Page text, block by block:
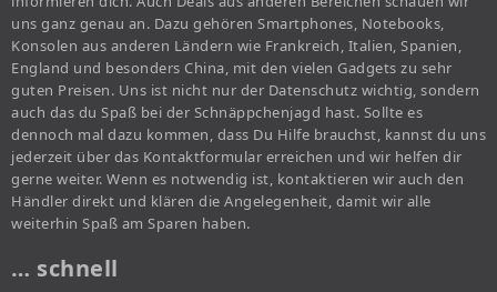
uns ganz genau an. Dazu gehören Smartphones, Notebooks,
Konsolen aus anderen Ländern wie Frankreich, Italien, Spanien,
England und besonders China, mit den vielen Gadgets zu sehr
guten Preisen. Uns ist nicht nur der Datenschutz wichtig, sondern
auch das du Spaß bei der Schnäppchenjagd hast. Sollte es
dennoch mal dazu kommen, dass Du Hilfe brauchst, kannst du uns
jederzeit über das Kontaktformular erreichen und wir helfen dir
gerne weiter. Wenn es notwendig ist, kontaktieren wir auch den
Händler direkt und klären die Angelegenheit, damit wir alle
weiterhin Spaß am Sparen haben.
… schnell